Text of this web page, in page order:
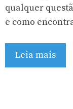
qualquer
e como
Leia mais